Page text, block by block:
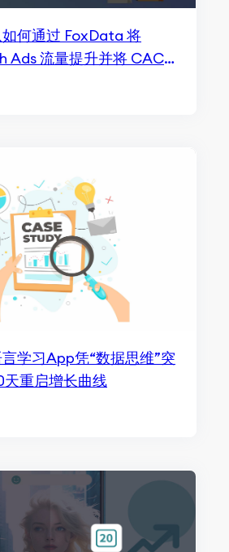
何通过 FoxData 将
Ads 流量提升并将 CAC
学习App凭“数据思维”突
重启增长曲线